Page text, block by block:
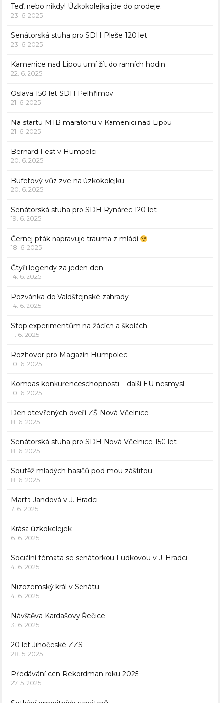
Teď, nebo nikdy! Úzkokolejka jde do prodeje.
23. 6. 2025
Senátorská stuha pro SDH Pleše 120 let
23. 6. 2025
Kamenice nad Lipou umí žít do ranních hodin
22. 6. 2025
Oslava 150 let SDH Pelhřimov
21. 6. 2025
Na startu MTB maratonu v Kamenici nad Lipou
21. 6. 2025
Bernard Fest v Humpolci
20. 6. 2025
Bufetový vůz zve na úzkokolejku
20. 6. 2025
Senátorská stuha pro SDH Rynárec 120 let
19. 6. 2025
Černej pták napravuje trauma z mládí
18. 6. 2025
Čtyři legendy za jeden den
14. 6. 2025
Pozvánka do Valdštejnské zahrady
14. 6. 2025
Stop experimentům na žácích a školách
11. 6. 2025
Rozhovor pro Magazín Humpolec
10. 6. 2025
Kompas konkurenceschopnosti – další EU nesmysl
10. 6. 2025
Den otevřených dveří ZŠ Nová Včelnice
8. 6. 2025
Senátorská stuha pro SDH Nová Včelnice 150 let
8. 6. 2025
Soutěž mladých hasičů pod mou záštitou
8. 6. 2025
Marta Jandová v J. Hradci
7. 6. 2025
Krása úzkokolejek
6. 6. 2025
Sociální témata se senátorkou Ludkovou v J. Hradci
4. 6. 2025
Nizozemský král v Senátu
4. 6. 2025
Návštěva Kardašovy Řečice
3. 6. 2025
20 let Jihočeské ZZS
28. 5. 2025
Předávání cen Rekordman roku 2025
27. 5. 2025